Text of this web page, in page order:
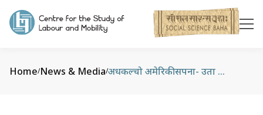
Home/News & Media/ अधकल्चो अमेरिकी सपना- उता चिन्तामा छोराछोरी, यता बा-आमा